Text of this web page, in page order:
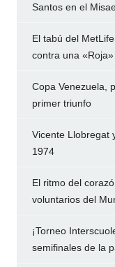
Santos en el
El tabú del
contra una
Copa Venezuela,
primer triunfo
Vicente Llobregat
1974
El ritmo del
voluntarios del
¡Torneo
semifinales de la